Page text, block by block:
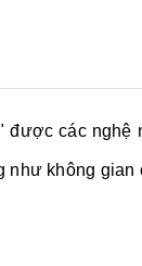
được các nghệ
không gian